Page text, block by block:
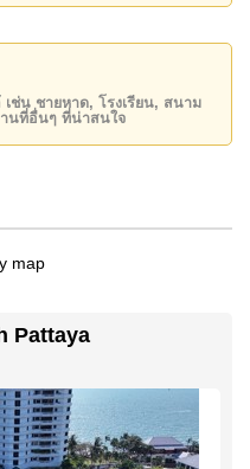
า , ฟีนิกซ์ โกลด์, ชีจันทร์
, รพ.กรุงเทพจอมเทียน
ในราคา ฿ 22,900,000
าศัยนี้เป็นบ้านในฝันของ
โทร +6638411250
ช่น ชายหาด, โรงเรียน, สนาม
นที่อื่นๆ ที่น่าสนใจ
Pattaya